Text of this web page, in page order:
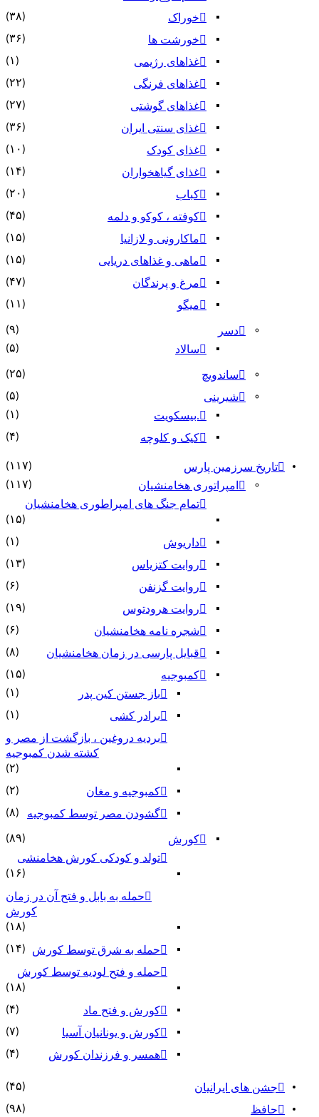
خوراک (۳۸)
خورشت ها (۳۶)
غذاهای رژیمی (۱)
غذاهای فرنگی (۲۲)
غذاهای گوشتی (۲۷)
غذای سنتی ایران (۳۶)
غذای کودک (۱۰)
غذای گیاهخواران (۱۴)
کباب (۲۰)
کوفته ، کوکو و دلمه (۴۵)
ماکارونی و لازانیا (۱۵)
ماهی و غذاهای دریایی (۱۵)
مرغ و پرندگان (۴۷)
میگو (۱۱)
دسر
(۹)
سالاد
(۵)
ساندویچ (۲۵)
شیرینی
(۵)
.بیسکویت
(۱)
کیک و کلوچه (۴)
تاریخ سرزمین پارس
(۱۱۷)
امپراتوری هخامنشیان
(۱۱۷)
تمام جنگ های امپراطوری هخامنشیان
(۱۵)
داریوش (۱)
روایت کتزیاس (۱۳)
روایت گزنفن (۶)
روایت هرودتوس (۱۹)
شجره نامه هخامنشیان (۶)
قبایل پارسی در زمان هخامنشیان (۸)
کمبوجیه
(۱۵)
باز جستن کین پدر
(۱)
برادر کشی (۱)
بردیه دروغین ، بازگشت از مصر و
کشته شدن کمبوجیه
(۲)
کمبوجیه و مغان (۲)
گشودن مصر توسط کمبوجیه (۸)
کورش
(۸۹)
تولد و کودکی کورش هخامنشی
(۱۶)
حمله به بابل و فتح آن در زمان
کورش
(۱۸)
حمله به شرق توسط کورش (۱۴)
حمله و فتح لودیه توسط کورش
(۱۸)
کورش و فتح ماد (۴)
کورش و یونانیان آسیا (۷)
همسر و فرزندان کورش (۴)
جشن های ایرانیان (۴۵)
حافظ
(۹۸)